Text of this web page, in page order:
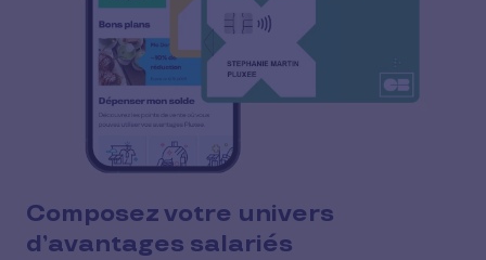
Composez votre univers
d’avantages salariés